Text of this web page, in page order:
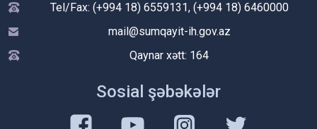
Tel/Fax: (+994 18) 6559131, (+994 18) 6460000
mail@sumqayit-ih.gov.az
Qaynar xətt: 164
Sosial şəbəkələr